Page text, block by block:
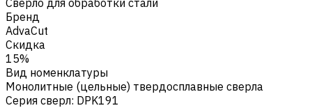
Бренд
AdvaCut
Скидка
15%
Вид номенклатуры
Монолитные (цельные) твердосплавные сверла
Серия сверл: DPK191